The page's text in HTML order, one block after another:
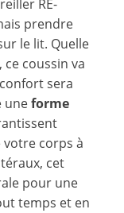
RE-
prendre
le lit. Quelle
coussin va
sera
uneforme
corps à
cet
pour une
temps et en